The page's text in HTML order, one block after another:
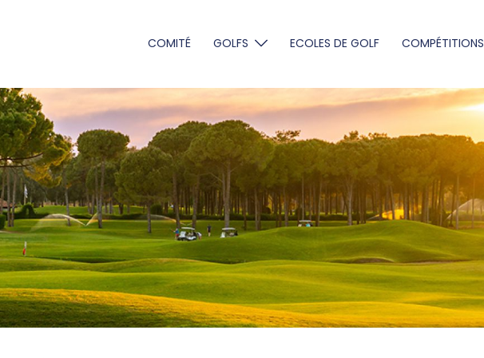
COMITÉ GOLFS ECOLES DE GOLF COMPÉTITIONS